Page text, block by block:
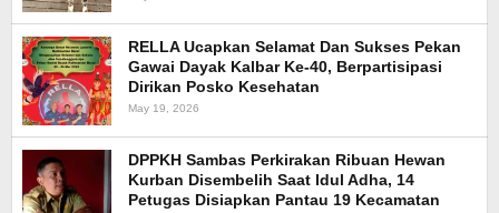
RELLA Ucapkan Selamat Dan Sukses Pekan
Gawai Dayak Kalbar Ke-40, Berpartisipasi
Dirikan Posko Kesehatan
May 19, 2026
DPPKH Sambas Perkirakan Ribuan Hewan
Kurban Disembelih Saat Idul Adha, 14
Petugas Disiapkan Pantau 19 Kecamatan